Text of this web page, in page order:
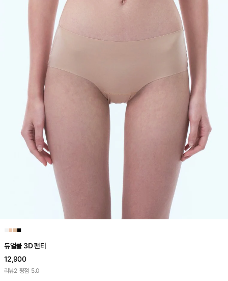
■■■
듀얼쿨 3D 팬티
12,900
리뷰2 평점 5.0